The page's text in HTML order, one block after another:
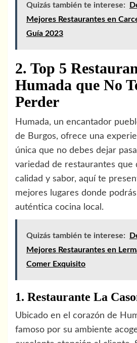
Quizás también te interese:
Mejores Restaurantes en
Guía 2023
2. Top 5
Humada que No
Perder
Humada, un encantador
de Burgos, ofrece una
única que no debes dejar
variedad de restaurantes que
calidad y sabor, aquí te
mejores lugares donde
auténtica cocina local.
Quizás también te interese:
Mejores Restaurantes en
Comer Exquisito
1. Restaurante La
Ubicado en el corazón de
famoso por su ambiente